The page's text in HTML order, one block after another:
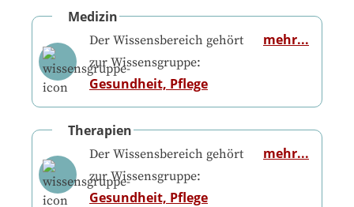
Medizin
Der Wissensbereich gehört
zur Wissensgruppe:
Gesundheit, Pflege
mehr...
Therapien
Der Wissensbereich gehört
zur Wissensgruppe:
Gesundheit, Pflege
mehr...